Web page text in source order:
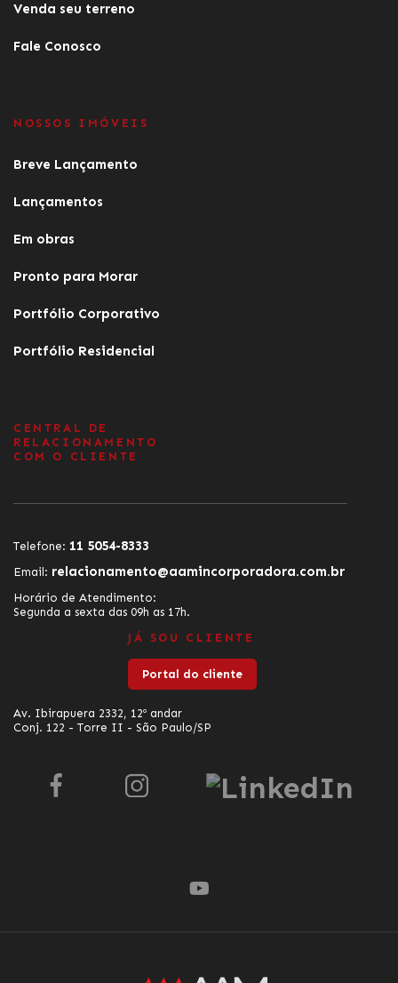
Venda seu terreno
Fale Conosco
NOSSOS IMÓVEIS
Breve Lançamento
Lançamentos
Em obras
Pronto para Morar
Portfólio Corporativo
Portfólio Residencial
CENTRAL DE
RELACIONAMENTO
COM O CLIENTE
Telefone: 11 5054-8333
Email: relacionamento@aamincorporadora.com.br
Horário de Atendimento:
Segunda a sexta das 09h as 17h.
JÁ SOU CLIENTE
Portal do cliente
Av. Ibirapuera 2332, 12º andar
Conj. 122 - Torre II - São Paulo/SP